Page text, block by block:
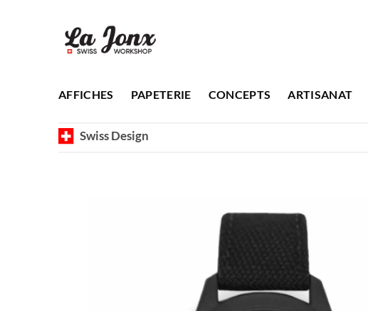
AFFICHES PAPETERIE CONCEPTS ARTISANAT
Swiss Design